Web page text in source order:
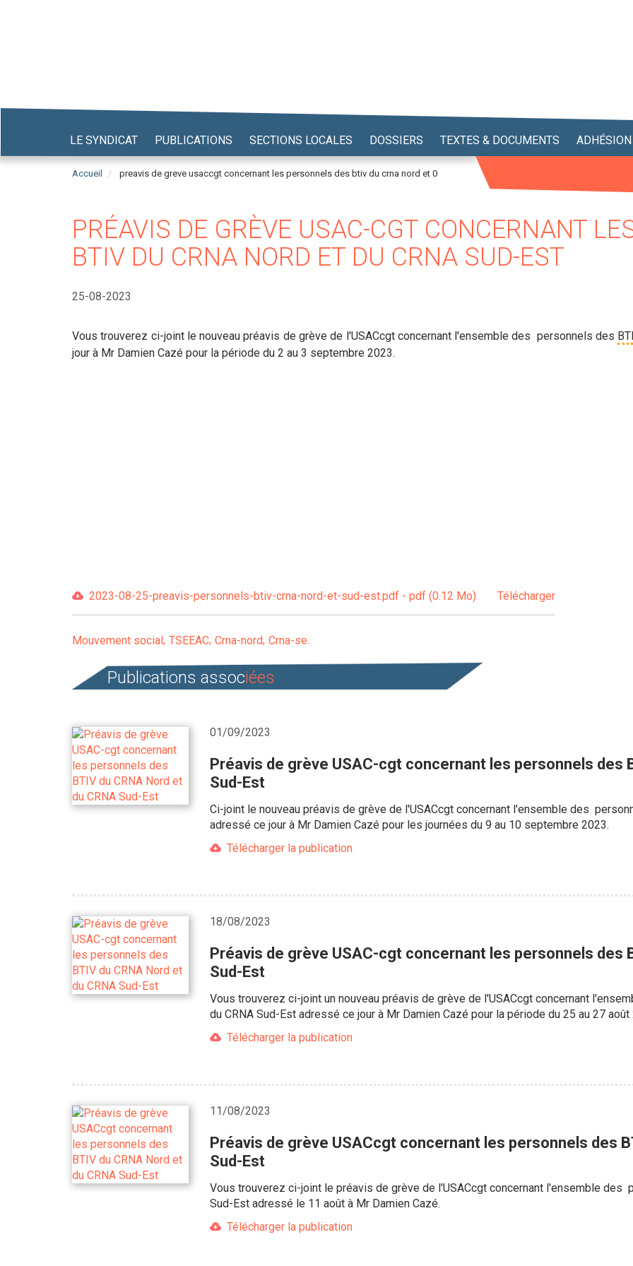
LE SYNDICAT PUBLICATIONS SECTIONS LOCALES DOSSIERS TEXTES & DOCUMENTS ADHÉSION
Accueil preavis de greve usaccgt concernant les personnels des btiv du crna nord et 0
PRÉAVIS DE GRÈVE USAC-CGT CONCERNANT
BTIV DU CRNA NORD ET DU CRNA SUD-EST
25-08-2023
Vous trouverez ci-joint le nouveau préavis de grève de l'USACcgt concernant l'ensemble des personnels des
jour à Mr Damien Cazé pour la période du 2 au 3 septembre 2023.
2023-08-25-preavis-personnels-btiv-crna-nord-et-sud-est.pdf - pdf (0.12 Mo) Télécharger
Mouvement social TSEEAC Crna-nord Crna-se
Publications associées
01/09/2023
Préavis de grève USAC-cgt concernant les personnels des
Sud-Est
Ci-joint le nouveau préavis de grève de l'USACcgt concernant l'ensemble des
adressé ce jour à Mr Damien Cazé pour les journées du 9 au 10 septembre 2023.
Télécharger la publication
18/08/2023
Préavis de grève USAC-cgt concernant les personnels des
Sud-Est
Vous trouverez ci-joint un nouveau préavis de grève de l'USACcgt concernant
du CRNA Sud-Est adressé ce jour à Mr Damien Cazé pour la période du 25 au 27 août
Télécharger la publication
11/08/2023
Préavis de grève USACcgt concernant les personnels des
Sud-Est
Vous trouverez ci-joint le préavis de grève de l'USACcgt concernant l'ensemble des
Sud-Est adressé le 11 août à Mr Damien Cazé.
Télécharger la publication